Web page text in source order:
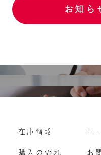
お知ら
購入の流れ
よくいただくご
Vehicle
車両買い取り
在庫情報
購入の流れ
ニ
お